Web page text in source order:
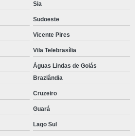
Sia
Sudoeste
Vicente Pires
Vila Telebrasília
Águas Lindas de Goiás
Brazlândia
Cruzeiro
Guará
Lago Sul